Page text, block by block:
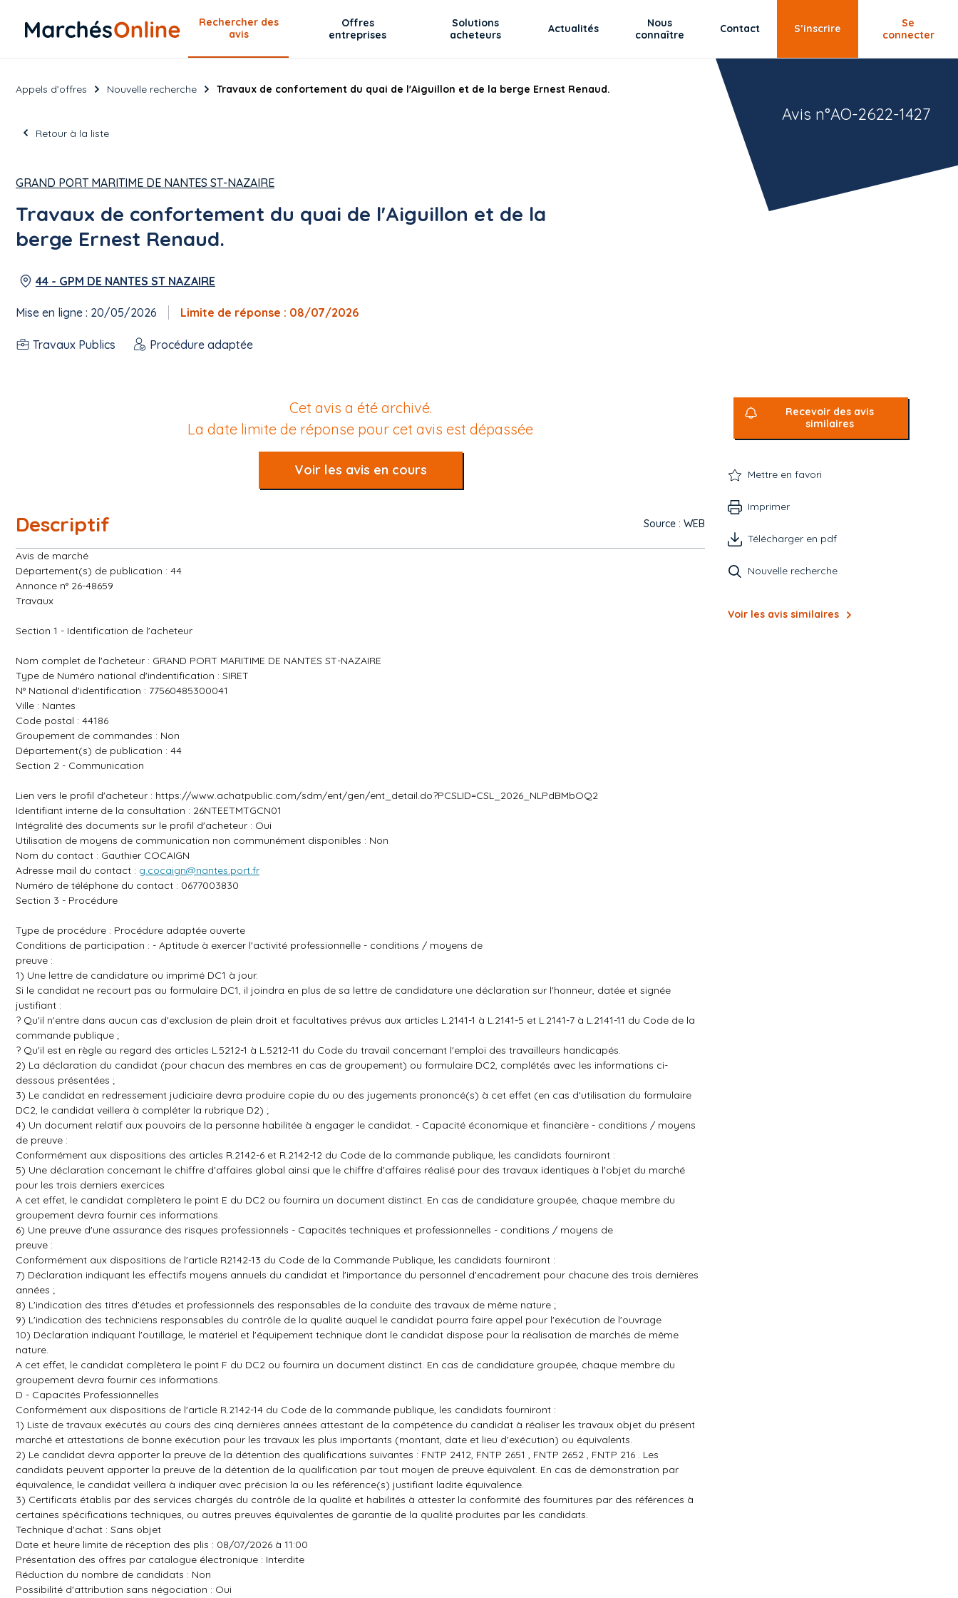
Rechercher des
avis
Offres
entreprises
Solutions
acheteurs
Actualités
Nous
connaître
Contact S’inscrire
Se
connecter
Appels d’offres Nouvelle recherche Travaux de confortement du quai de l'Aiguillon et de la berge Ernest Renaud.
Retour à la liste
GRAND PORT MARITIME DE NANTES ST-NAZAIRE
Travaux de confortement du quai de l'Aiguillon et de la
berge Ernest Renaud.
44 - GPM DE NANTES ST NAZAIRE
Mise en ligne : 20/05/2026 Limite de réponse : 08/07/2026
Travaux Publics Procédure adaptée
Avis n°AO-2622-1427
Cet avis a été archivé.
La date limite de réponse pour cet avis est dépassée
Voir les avis en cours
Descriptif Source : WEB
Avis de marché
Département(s) de publication : 44
Annonce n° 26-48659
Travaux
Section 1 - Identification de l'acheteur
Nom complet de l'acheteur : GRAND PORT MARITIME DE NANTES ST-NAZAIRE
Type de Numéro national d'indentification : SIRET
N° National d'identification : 77560485300041
Ville : Nantes
Code postal : 44186
Groupement de commandes : Non
Département(s) de publication : 44
Section 2 - Communication
Lien vers le profil d'acheteur : https://www.achatpublic.com/sdm/ent/gen/ent_detail.do?PCSLID=CSL_2026_NLPdBMbOQ2
Identifiant interne de la consultation : 26NTEETMTGCN01
Intégralité des documents sur le profil d'acheteur : Oui
Utilisation de moyens de communication non communément disponibles : Non
Nom du contact : Gauthier COCAIGN
Adresse mail du contact : g.cocaign@nantes.port.fr
Numéro de téléphone du contact : 0677003830
Section 3 - Procédure
Type de procédure : Procédure adaptée ouverte
Conditions de participation : - Aptitude à exercer l'activité professionnelle - conditions / moyens de
preuve :
1) Une lettre de candidature ou imprimé DC1 à jour.
Si le candidat ne recourt pas au formulaire DC1, il joindra en plus de sa lettre de candidature une déclaration sur l'honneur, datée et signée
justifiant :
? Qu'il n'entre dans aucun cas d'exclusion de plein droit et facultatives prévus aux articles L.2141-1 à L.2141-5 et L.2141-7 à L.2141-11 du Code de la
commande publique ;
? Qu'il est en règle au regard des articles L.5212-1 à L.5212-11 du Code du travail concernant l'emploi des travailleurs handicapés.
2) La déclaration du candidat (pour chacun des membres en cas de groupement) ou formulaire DC2, complétés avec les informations ci-
dessous présentées ;
3) Le candidat en redressement judiciaire devra produire copie du ou des jugements prononcé(s) à cet effet (en cas d'utilisation du formulaire
DC2, le candidat veillera à compléter la rubrique D2) ;
4) Un document relatif aux pouvoirs de la personne habilitée à engager le candidat. - Capacité économique et financière - conditions / moyens
de preuve :
Conformément aux dispositions des articles R.2142-6 et R.2142-12 du Code de la commande publique, les candidats fourniront :
5) Une déclaration concernant le chiffre d'affaires global ainsi que le chiffre d'affaires réalisé pour des travaux identiques à l'objet du marché
pour les trois derniers exercices
A cet effet, le candidat complètera le point E du DC2 ou fournira un document distinct. En cas de candidature groupée, chaque membre du
groupement devra fournir ces informations.
6) Une preuve d'une assurance des risques professionnels - Capacités techniques et professionnelles - conditions / moyens de
preuve :
Conformément aux dispositions de l'article R2142-13 du Code de la Commande Publique, les candidats fourniront :
7) Déclaration indiquant les effectifs moyens annuels du candidat et l'importance du personnel d'encadrement pour chacune des trois dernières
années ;
8) L'indication des titres d'études et professionnels des responsables de la conduite des travaux de même nature ;
9) L'indication des techniciens responsables du contrôle de la qualité auquel le candidat pourra faire appel pour l'exécution de l'ouvrage
10) Déclaration indiquant l'outillage, le matériel et l'équipement technique dont le candidat dispose pour la réalisation de marchés de même
nature.
A cet effet, le candidat complètera le point F du DC2 ou fournira un document distinct. En cas de candidature groupée, chaque membre du
groupement devra fournir ces informations.
D - Capacités Professionnelles
Conformément aux dispositions de l'article R.2142-14 du Code de la commande publique, les candidats fourniront :
1) Liste de travaux exécutés au cours des cinq dernières années attestant de la compétence du candidat à réaliser les travaux objet du présent
marché et attestations de bonne exécution pour les travaux les plus importants (montant, date et lieu d'exécution) ou équivalents.
2) Le candidat devra apporter la preuve de la détention des qualifications suivantes : FNTP 2412, FNTP 2651 , FNTP 2652 , FNTP 216 . Les
candidats peuvent apporter la preuve de la détention de la qualification par tout moyen de preuve équivalent. En cas de démonstration par
équivalence, le candidat veillera à indiquer avec précision la ou les référence(s) justifiant ladite équivalence.
3) Certificats établis par des services chargés du contrôle de la qualité et habilités à attester la conformité des fournitures par des références à
certaines spécifications techniques, ou autres preuves équivalentes de garantie de la qualité produites par les candidats.
Technique d'achat : Sans objet
Date et heure limite de réception des plis : 08/07/2026 à 11:00
Présentation des offres par catalogue électronique : Interdite
Réduction du nombre de candidats : Non
Possibilité d'attribution sans négociation : Oui
Recevoir des avis
similaires
Mettre en favori
Imprimer
Télécharger en pdf
Nouvelle recherche
Voir les avis similaires